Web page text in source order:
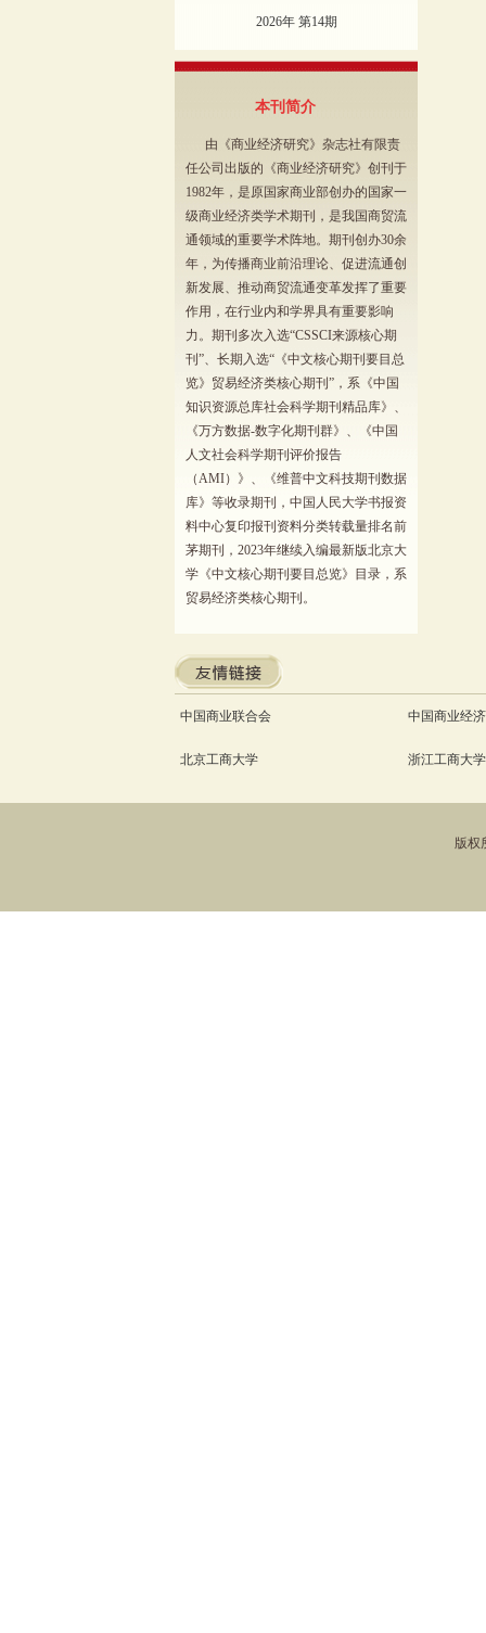
2026年 第14期
本刊简介
由《商业经济研究》杂志社有限责
任公司出版的《商业经济研究》创刊于
1982年，是原国家商业部创办的国家一
级商业经济类学术期刊，是我国商贸流
通领域的重要学术阵地。期刊创办30余
年，为传播商业前沿理论、促进流通创
新发展、推动商贸流通变革发挥了重要
作用，在行业内和学界具有重要影响
力。期刊多次入选“CSSCI来源核心期
刊”、长期入选“《中文核心期刊要目总
览》贸易经济类核心期刊”，系《中国
知识资源总库社会科学期刊精品库》、
《万方数据-数字化期刊群》、《中国
人文社会科学期刊评价报告
（AMI）》、《维普中文科技期刊数据
库》等收录期刊，中国人民大学书报资
料中心复印报刊资料分类转载量排名前
茅期刊，2023年继续入编最新版北京大
学《中文核心期刊要目总览》目录，系
贸易经济类核心期刊。
中国商业联合会 中国商业经
北京工商大学 浙江工商大学
版